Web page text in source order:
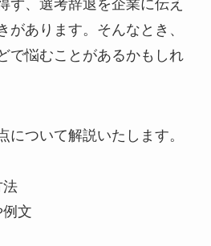
ず、選考辞退を企業に伝え
があります。そんなとき、
で悩むことがあるかもしれ
について解説いたします。
法
文